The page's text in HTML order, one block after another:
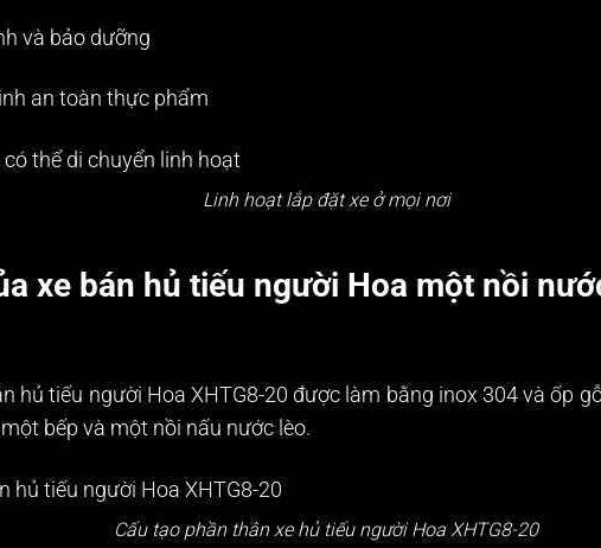
và bảo dưỡng
an toàn thực phẩm
Linh hoạt lắp đặt xe ở mọi nơi
xe bán hủ tiếu người Hoa một nồi
hủ tiếu người Hoa XHTG8-20 được làm bằng inox 304 và ốp
bếp và một nồi nấu nước lèo.
Cấu tạo phần thân xe hủ tiếu người Hoa XHTG8-20